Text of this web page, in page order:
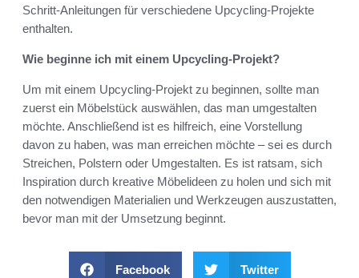
Schritt-Anleitungen für verschiedene Upcycling-Projekte
enthalten.
Wie beginne ich mit einem Upcycling-Projekt?
Um mit einem Upcycling-Projekt zu beginnen, sollte man
zuerst ein Möbelstück auswählen, das man umgestalten
möchte. Anschließend ist es hilfreich, eine Vorstellung
davon zu haben, was man erreichen möchte – sei es durch
Streichen, Polstern oder Umgestalten. Es ist ratsam, sich
Inspiration durch kreative Möbelideen zu holen und sich mit
den notwendigen Materialien und Werkzeugen auszustatten,
bevor man mit der Umsetzung beginnt.
Facebook Twitter